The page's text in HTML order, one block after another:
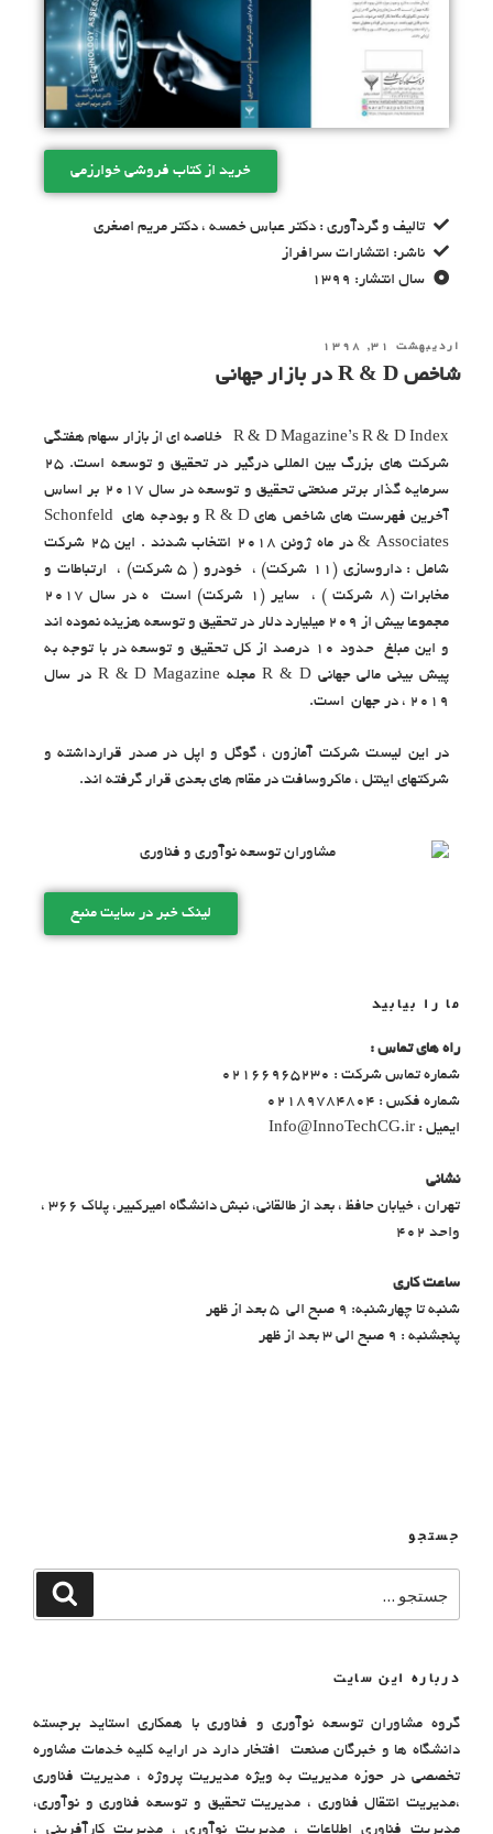
خرید از کتاب فروشی خوارزمی
تالیف و گردآوری : دکتر عباس خمسه ، دکتر مریم اصغری
ناشر: انتشارات سرافراز
سال انتشار: 1399
اردیبهشت ۳۱, ۱۳۹۸
شاخص R & D در بازار جهانی
R & D Magazine’s R & D Index خلاصه ای از بازار سهام هفتگی
شرکت های بزرگ بین المللی درگیر در تحقیق و توسعه است. 25
سرمایه گذار برتر صنعتی تحقیق و توسعه در سال 2017 بر اساس
آخرین فهرست های شاخص های R & D و بودجه های Schonfeld
& Associates در ماه ژوئن 2018 انتخاب شدند . این 25 شرکت
شامل : داروسازی (11 شرکت) ، خودرو ( 5 شرکت) ، ارتباطات و
مخابرات (8 شرکت ) ، سایر (1 شرکت) است ه در سال 2017
مجموعا بیش از 209 میلیارد دلار در تحقیق و توسعه هزینه نموده اند
و این مبلغ حدود 10 درصد از کل تحقیق و توسعه در با توجه به
پیش بینی مالی جهانی R & D مجله R & D Magazine در سال
2019 ، در جهان است.
در این لیست شرکت آمازون ، گوگل و اپل در صدر قرارداشته و
شرکتهای اینتل ، ماکروسافت در مقام های بعدی قرار گرفته اند.
لینک خبر در سایت منبع
ما را بیابید
راه های تماس :
شماره تماس شرکت : 02166965230
شماره فکس : 02189784804
ایمیل : Info@InnoTechCG.ir
نشانی
تهران ، خیابان حافظ ، بعد از طالقانی، نبش دانشگاه امیرکبیر، پلاک 366 ،
واحد 402
ساعت کاری
شنبه تا چهارشنبه: ۹ صبح الی ۵ بعد از ظهر
پنجشنبه : ۹ صبح الی ۳ بعد از ظهر
جستجو
درباره این سایت
گروه مشاوران توسعه نوآوری و فناوری با همکاری استاید برجسته
دانشگاه ها و خبرگان صنعت افتخار دارد در ارایه کلیه خدمات مشاوره
تخصصی در حوزه مدیریت به ویژه مدیریت پروژه ، مدیریت فناوری
،مدیریت انتقال فناوری ، مدیریت تحقیق و توسعه فناوری و نوآوری،
مدیریت فناوری اطلاعات ، مدیریت نوآوری ، مدیریت کارآفرینی ،